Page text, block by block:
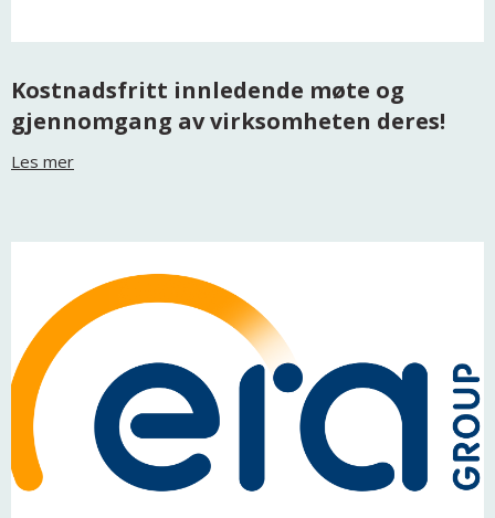
Kostnadsfritt innledende møte og
gjennomgang av virksomheten deres!
Les mer